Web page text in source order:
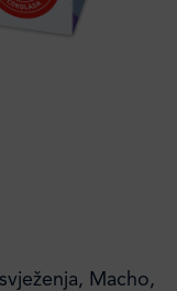
Macho,